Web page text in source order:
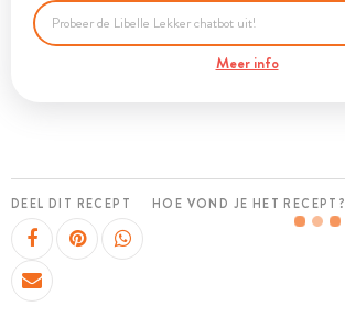
Meer info
DEEL DIT RECEPT HOE VOND JE HET RECEPT?